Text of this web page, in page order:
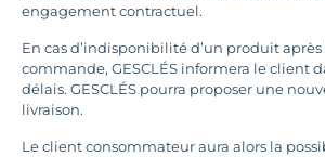
engagement contractuel.
En cas d’indisponibilité d’un produit
commande, GESCLÉS informera le client
délais. GESCLÉS pourra proposer une
livraison.
Le client consommateur aura alors la